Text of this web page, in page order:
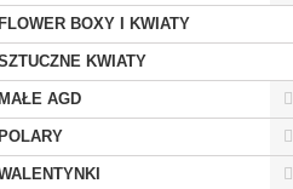
FLOWER BOXY I KWIATY
KWIATY
MAŁE AGD
POLARY